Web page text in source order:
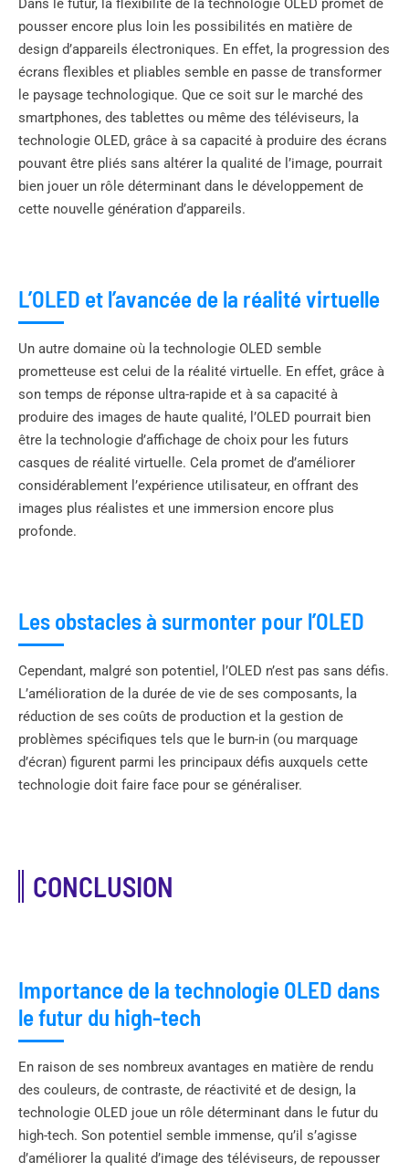
pousser encore plus loin les possibilités en matière de
design d’appareils électroniques. En effet, la progression des
écrans flexibles et pliables semble en passe de transformer
le paysage technologique. Que ce soit sur le marché des
smartphones, des tablettes ou même des téléviseurs, la
technologie OLED, grâce à sa capacité à produire des écrans
pouvant être pliés sans altérer la qualité de l’image, pourrait
bien jouer un rôle déterminant dans le développement de
cette nouvelle génération d’appareils.
L’OLED et l’avancée de la réalité virtuelle
Un autre domaine où la technologie OLED semble
prometteuse est celui de la réalité virtuelle. En effet, grâce à
son temps de réponse ultra-rapide et à sa capacité à
produire des images de haute qualité, l’OLED pourrait bien
être la technologie d’affichage de choix pour les futurs
casques de réalité virtuelle. Cela promet de d’améliorer
considérablement l’expérience utilisateur, en offrant des
images plus réalistes et une immersion encore plus
profonde.
Les obstacles à surmonter pour l’OLED
Cependant, malgré son potentiel, l’OLED n’est pas sans défis.
L’amélioration de la durée de vie de ses composants, la
réduction de ses coûts de production et la gestion de
problèmes spécifiques tels que le burn-in (ou marquage
d’écran) figurent parmi les principaux défis auxquels cette
technologie doit faire face pour se généraliser.
CONCLUSION
Importance de la technologie OLED dans
le futur du high-tech
En raison de ses nombreux avantages en matière de rendu
des couleurs, de contraste, de réactivité et de design, la
technologie OLED joue un rôle déterminant dans le futur du
high-tech. Son potentiel semble immense, qu’il s’agisse
d’améliorer la qualité d’image des téléviseurs, de repousser